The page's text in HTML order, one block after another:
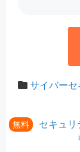
サイバーセ
無料
セキュリ